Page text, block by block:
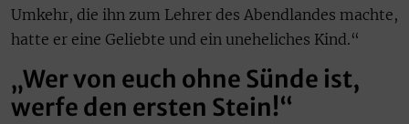
Umkehr, die ihn zum Lehrer des Abendlandes machte,
hatte er eine Geliebte und ein uneheliches Kind.“
„Wer von euch ohne Sünde ist,
werfe den ersten Stein!“